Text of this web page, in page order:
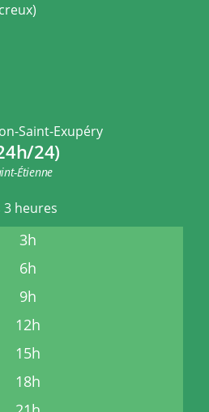
Saint-Exupéry
24)
Étienne
heures
3h
6h
9h
12h
15h
18h